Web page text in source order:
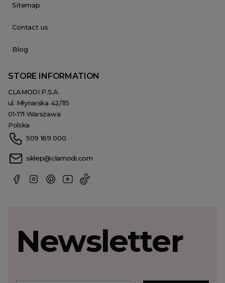
Sitemap
Contact us
Blog
STORE INFORMATION
CLAMODI P.S.A.
ul. Młynarska 42/115
01-171 Warszawa
Polska
509 169 000
sklep@clamodi.com
Newsletter